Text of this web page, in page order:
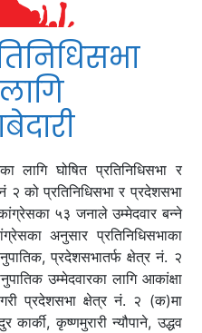
लागि घोषित प्रतिनिधिसभा र
२ को प्रतिनिधिसभा र प्रदेशसभा
५३ जनाले उम्मेदवार बन्ने
अनुसार प्रतिनिधिसभाका
प्रदेशसभातर्फ क्षेत्र नं. २
उम्मेदवारका लागि आकांक्षा
प्रदेशसभा क्षेत्र नं. २ (क)मा
कार्की, कृष्णमुरारी न्यौपाने, उद्धव